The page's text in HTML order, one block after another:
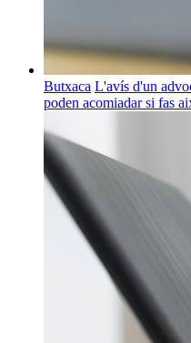
Butxaca L'avís d'un
poden acomiadar si fas